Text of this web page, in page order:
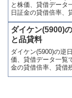
ます。
と株価、貸借データ
日証金の貸借倍率、
買残、信用売残)、品
歩)、東証の週末残高
喚起・申込停止)など
連情報を集計し、図
やすくまとめて掲載
す。
ダイケン(5900)
と品貸料
ダイケン(5900)の逆
価、貸借データ一覧
金の貸借倍率、貸借
残、信用売残)、品貸
喚起・申込停止)な